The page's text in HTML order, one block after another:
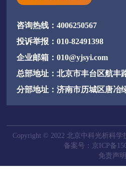
咨询热线：4006250567
投诉举报：010-82491398
企业邮箱：010@yjsyi.com
总部地址：北京市丰台区航丰
分部地址：济南市历城区唐冶
Copyright © 2022 北京中科光析科学
备案号：京ICP备
免责声明